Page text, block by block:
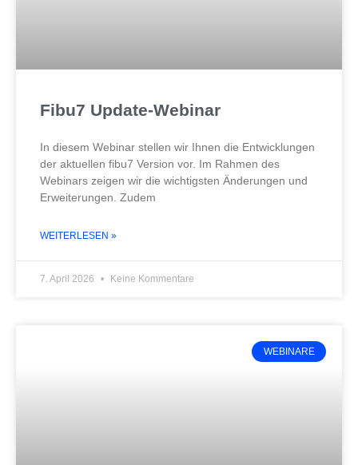
Fibu7 Update-Webinar
In diesem Webinar stellen wir Ihnen die Entwicklungen
der aktuellen fibu7 Version vor. Im Rahmen des
Webinars zeigen wir die wichtigsten Änderungen und
Erweiterungen. Zudem
WEITERLESEN »
7. April 2026 Keine Kommentare
WEBINARE